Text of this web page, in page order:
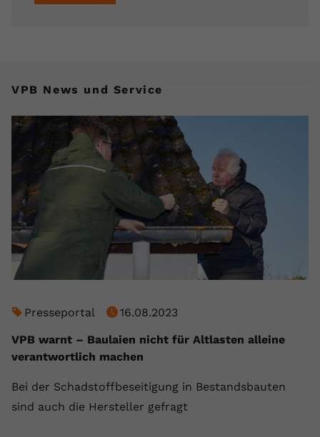
VPB News und Service
Presseportal
16.08.2023
VPB warnt – Baulaien nicht für Altlasten alleine
verantwortlich machen
Bei der Schadstoffbeseitigung in Bestandsbauten
sind auch die Hersteller gefragt
Anbieter Youtube.com
Laufzeit Session
YouTube setzt diesen Cookie, um die
Videopräferenzen des Nutzers zu
speichern, der eingebettete YouTube-
Videos verwendet.